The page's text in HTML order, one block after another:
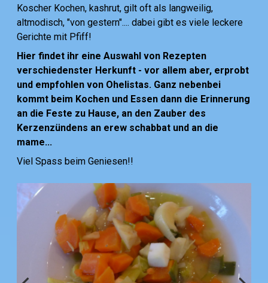
Koscher Kochen, kashrut, gilt oft als langweilig,
altmodisch, "von gestern".... dabei gibt es viele leckere
Gerichte mit Pfiff!
Hier findet ihr eine Auswahl von Rezepten
verschiedenster Herkunft - vor allem aber, erprobt
und empfohlen von Ohelistas. Ganz nebenbei
kommt beim Kochen und Essen dann die Erinnerung
an die Feste zu Hause, an den Zauber des
Kerzenzündens an erew schabbat und an die
mame...
Viel Spass beim Geniesen!!